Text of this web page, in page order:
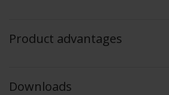
Product advantages
Downloads